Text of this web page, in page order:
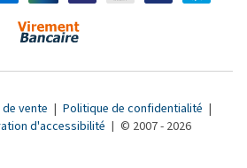
vente | Politique de confidentialité |
d'accessibilité | © 2007 - 2026